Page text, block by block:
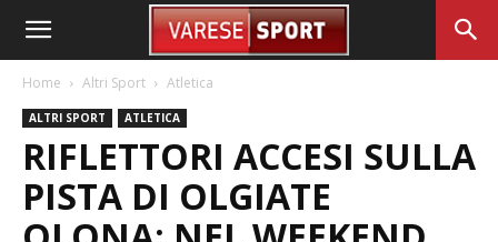
Home Altri Sport Atletica
ALTRI SPORT ATLETICA
RIFLETTORI ACCESI SULLA
PISTA DI OLGIATE